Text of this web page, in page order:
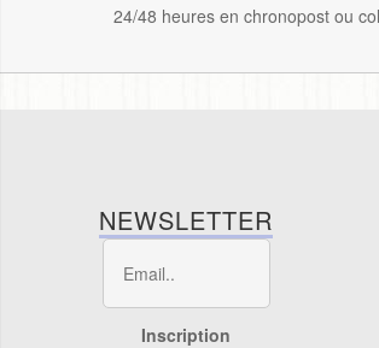
24/48 heures en chronopost ou
NEWSLETTER
Inscription